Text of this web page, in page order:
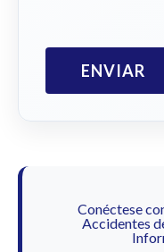
Conéctese
Accidentes